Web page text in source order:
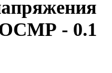
ОСМР - 0.1